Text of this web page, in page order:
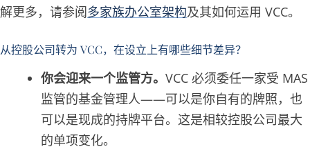
解更多，请参阅多家族办公室架构及其如何运用 VCC。
从控股公司转为 VCC，在设立上有哪些细节差异？
你会迎来一个监管方。VCC 必须委任一家受 MAS
监管的基金管理人——可以是你自有的牌照，也
可以是现成的持牌平台。这是相较控股公司最大
的单项变化。